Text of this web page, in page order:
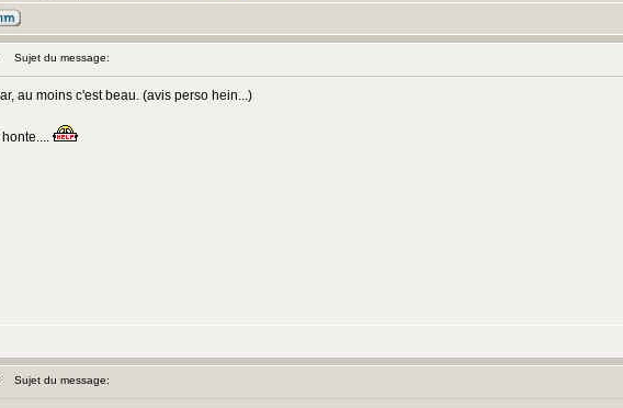
Sujet du message:
au moins c'est beau. (avis perso hein...)
Sujet du message: